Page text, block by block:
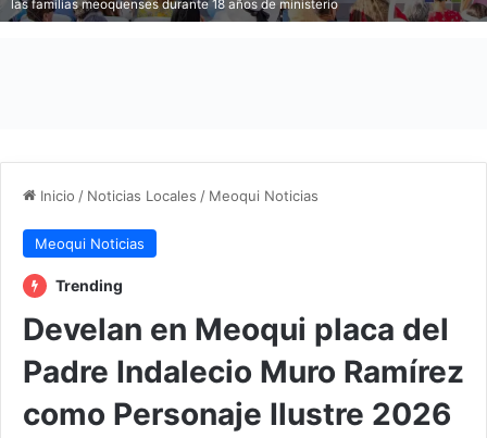
las familias meoquenses durante 18 años de ministerio
Inicio / Noticias Locales / Meoqui Noticias
Meoqui Noticias
Trending
Develan en Meoqui placa del
Padre Indalecio Muro Ramírez
como Personaje Ilustre 2026